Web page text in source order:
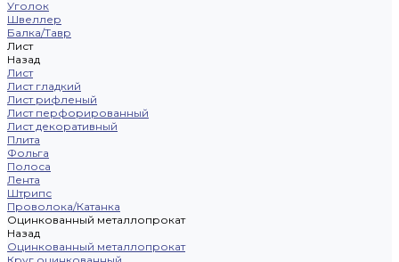
Уголок
Швеллер
Балка/Тавр
Лист
Назад
Лист
Лист гладкий
Лист рифленый
Лист перфорированный
Лист декоративный
Плита
Фольга
Полоса
Лента
Штрипс
Проволока/Катанка
Оцинкованный металлопрокат
Назад
Оцинкованный металлопрокат